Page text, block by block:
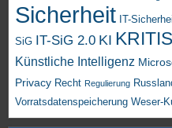
Sicherheit IT-
SiG IT-SiG 2.0 KI KRITIS
Künstliche Intelligenz
Privacy Recht Regulierung
Vorratsdatenspeicherung Weser-